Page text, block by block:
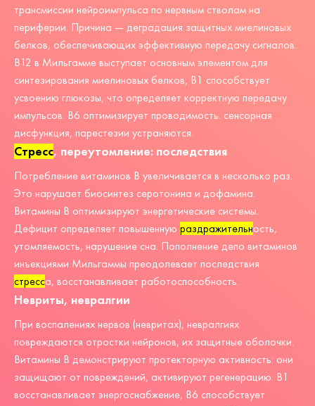
трансмиссии нейроимпульса по нервным стволам на
периферии. Причина — деградация защитных миелиновых
белков, обеспечивающих эффективную передачу сигналов.
В12 в Мильгамме выступает основным элементом для
синтезирования миелиновых белков, В1 способствует
усвоению глюкозы, что определяет корректную передачу
импульсов. В6 оптимизирует проводимость. сенсорная
дисфункция, парестезии устраняются.
Стресс, переутомление: последствия
Потребление витаминов В увеличивается в несколько раз.
Это нарушает биосинтез серотонина и дофамина.
Витамины В оптимизируют энергетические системы.
Дефицит определяет повышенную раздражительность,
утомляемость, нарушение сна. Пополнение депо витаминов
инъекциями Мильгаммы преодолевает последствия
стресса, восстанавливает работоспособность.
Невриты, невралгии
При воспалениях нервов (невритах), невралгиях
повреждаются отростки нейронов, их защитные оболочки.
Витамины В демонстрируют протекторную активность: они
защищают от повреждений, активируют регенерацию. В1
восстанавливает энергоснабжение, В6 способствует